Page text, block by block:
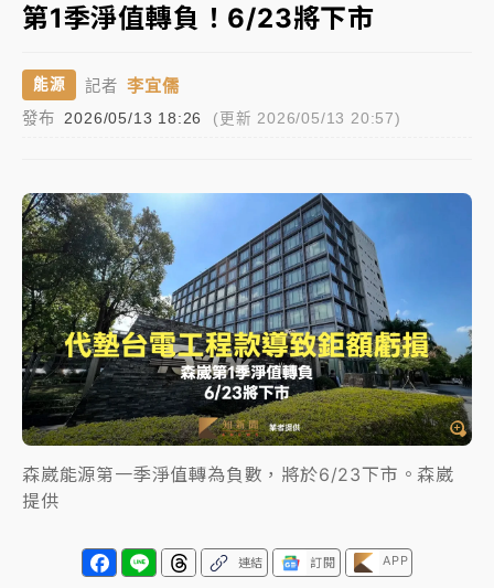
白海豚颱風解除海警 西南風來了！4縣市大雨特報、各
分析｜
7月營收甫首破單月9000億元下半年續旺指
標？ 鴻海本週法說法人關注的四大重點
盟 兩大愛徒向他致
中租控股7月營收創今年新高 前7月獲利成長6%
獨家｜ 和欣客運總裁逝世！少東涉洗錢遭收押 戴手銬
腳鐐提前奔靈堂畫面曝
處置制度大變革！ 證交所今起縮短股票「關禁閉」天
數與撮合時間
到來時引起我的好奇
地午後雷雨
第1季淨值轉負！6/23將下市
能源 記者 李宜儒
發布 2026/05/13 18:26 (更新 2026/05/13 20:57)
森崴能源第一季淨值轉為負數，將於6/23下市。森崴
提供
連結 訂閱 APP